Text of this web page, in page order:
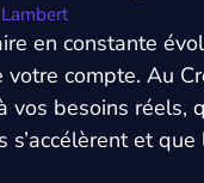
en constante
votre compte. Au
vos besoins réels,
s’accélèrent et